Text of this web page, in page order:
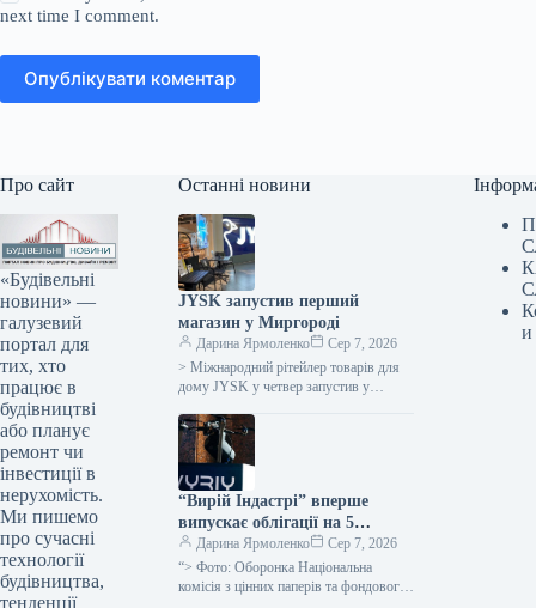
next time I comment.
Опублікувати коментар
Про сайт
«Будівельні
новини» —
галузевий
портал для
тих, хто
працює в
будівництві
або планує
ремонт чи
інвестиції в
нерухомість.
Ми пишемо
про сучасні
технології
будівництва,
тенденції
Останні новини
JYSK запустив перший
магазин у Миргороді
Дарина Ярмоленко
Сер 7, 2026
> Міжнародний рітейлер товарів для
дому JYSK у четвер запустив у
Миргород, що на…
“Вирій Індастрі” вперше
випускає облігації на 5
мільярдів гривень
Дарина Ярмоленко
Сер 7, 2026
“> Фото: Оборонка Національна
комісія з цінних паперів та фондового
и